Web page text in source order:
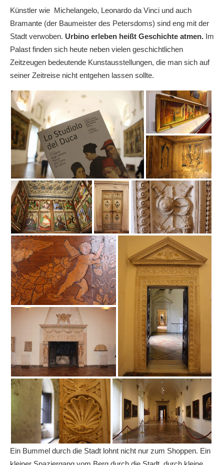
Künstler wie Michelangelo, Leonardo da Vinci und auch
Bramante (der Baumeister des Petersdoms) sind eng mit der
Stadt verwoben. Urbino erleben heißt Geschichte atmen. Im
Palast finden sich heute neben vielen geschichtlichen
Zeitzeugen bedeutende Kunstausstellungen, die man sich auf
seiner Zeitreise nicht entgehen lassen sollte.
Ein Bummel durch die Stadt lohnt nicht nur zum Shoppen. Ein